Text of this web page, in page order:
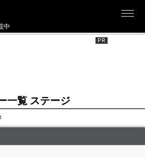
中
一覧 ステージ